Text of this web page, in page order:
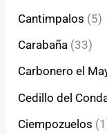
Cantimpalos (5)
Carabaña (33)
Carbonero el
Cedillo del
Ciempozuelos